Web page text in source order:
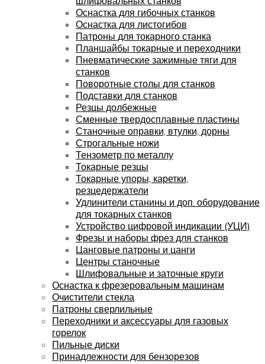
Оснастка для гибочных станков
Оснастка для листогибов
Патроны для токарного станка
Планшайбы токарные и переходники
Пневматические зажимные тяги для
станков
Поворотные столы для станков
Подставки для станков
Резцы долбежные
Сменные твердосплавные пластины
Станочные оправки, втулки, дорны
Строгальные ножи
Тензометр по металлу
Токарные резцы
Токарные упоры, каретки,
резцедержатели
Удлинители станины и доп. оборудование
для токарных станков
Устройство цифровой индикации (УЦИ)
Фрезы и наборы фрез для станков
Цанговые патроны и цанги
Центры станочные
Шлифовальные и заточные круги
Оснастка к фрезеровальным машинам
Очистители стекла
Патроны сверлильные
Переходники и аксессуары для газовых
горелок
Пильные диски
Принадлежности для бензорезов